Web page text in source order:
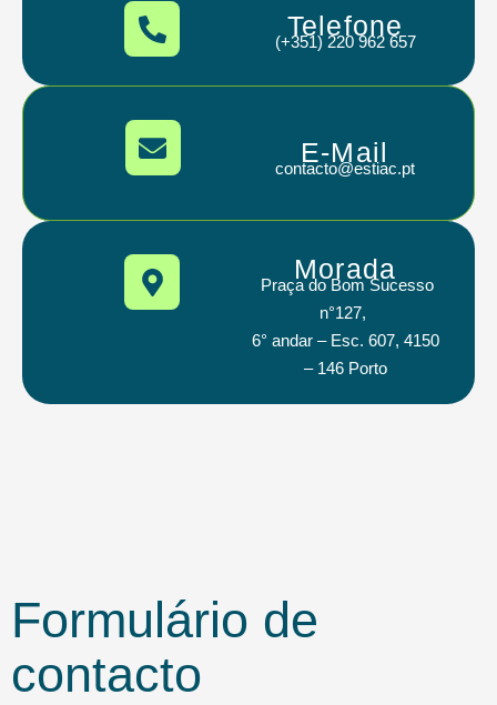
Telefone
(+351) 220 962 657
E-Mail
contacto@estiac.pt
Morada
Praça do Bom Sucesso
n°127,
6° andar – Esc. 607, 4150
– 146 Porto
Formulário de
contacto